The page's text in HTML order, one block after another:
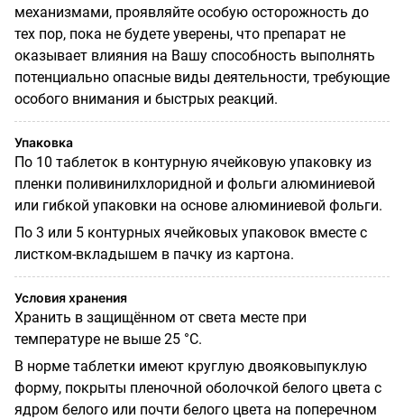
механизмами, проявляйте особую осторожность до
тех пор, пока не будете уверены, что препарат не
оказывает влияния на Вашу способность выполнять
потенциально опасные виды деятельности, требующие
особого внимания и быстрых реакций.
Упаковка
По 10 таблеток в контурную ячейковую упаковку из
пленки поливинилхлоридной и фольги алюминиевой
или гибкой упаковки на основе алюминиевой фольги.
По 3 или 5 контурных ячейковых упаковок вместе с
листком-вкладышем в пачку из картона.
Условия хранения
Хранить в защищённом от света месте при
температуре не выше 25 °C.
В норме таблетки имеют круглую двояковыпуклую
форму, покрыты пленочной оболочкой белого цвета с
ядром белого или почти белого цвета на поперечном